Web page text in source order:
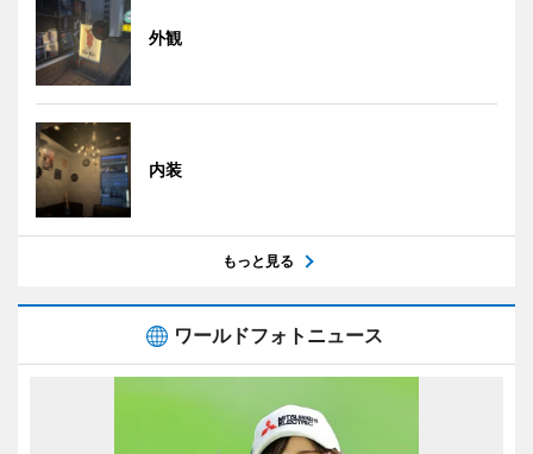
外観
内装
もっと見る
ワールドフォトニュース